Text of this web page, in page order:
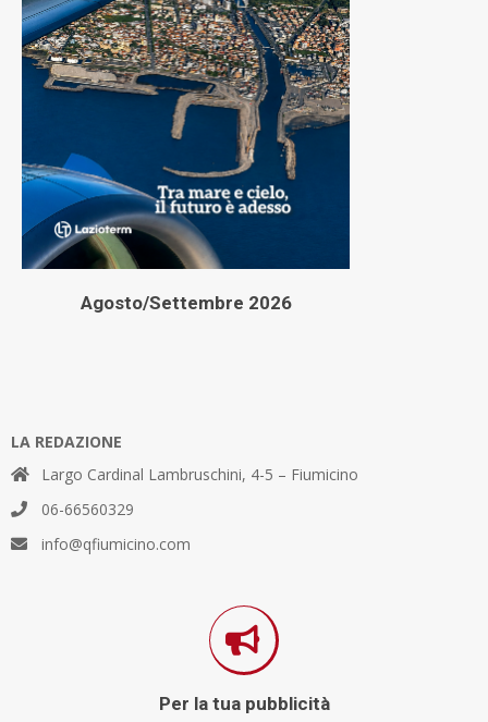
Agosto/Settembre 2026
LA REDAZIONE
Largo Cardinal Lambruschini, 4-5 – Fiumicino
06-66560329
info@qfiumicino.com
Per la tua pubblicità